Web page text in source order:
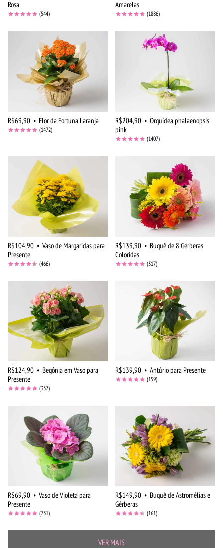
Rosa
(544)
Amarelas
(1886)
R$69,90 • Flor da Fortuna Laranja
(1472)
R$204,90 • Orquídea phalaenopsis
pink
(1407)
R$104,90 • Vaso de Margaridas para
Presente
(466)
R$139,90 • Buquê de 8 Gérberas
Coloridas
(317)
R$124,90 • Begônia em Vaso para
Presente
(337)
R$139,90 • Antúrio para Presente
(159)
R$69,90 • Vaso de Violeta para
Presente
(731)
R$149,90 • Buquê de Astromélias e
Gérberas
(161)
VER MAIS